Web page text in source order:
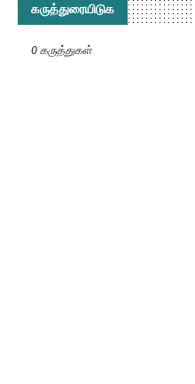
கருத்துரையிடுக
0 கருத்துகள்